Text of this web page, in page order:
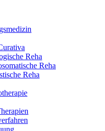
Reha
Reha
Reha